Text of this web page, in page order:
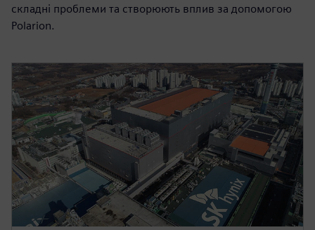
складні проблеми та створюють вплив за допомогою
Polarion.